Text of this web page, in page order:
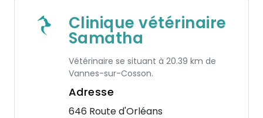
Clinique vétérinaire
Samatha
Vétérinaire se situant à 20.39 km de
Vannes-sur-Cosson.
Adresse
646 Route d'Orléans